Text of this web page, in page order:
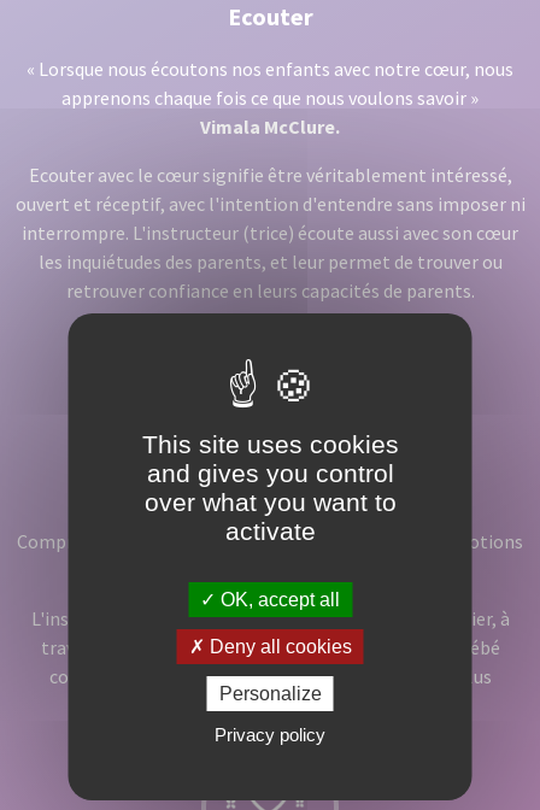
Ecouter
« Lorsque nous écoutons nos enfants avec notre cœur, nous
apprenons chaque fois ce que nous voulons savoir »
Vimala McClure.
Ecouter avec le cœur signifie être véritablement intéressé,
ouvert et réceptif, avec l'intention d'entendre sans imposer ni
interrompre. L'instructeur (trice) écoute aussi avec son cœur
les inquiétudes des parents, et leur permet de trouver ou
retrouver confiance en leurs capacités de parents.
Comprendre
Comprendre que chaque enfant vit avec ses propres émotions
L'instructeur (trice) accompagne les parents à identifier, à
travers une observation fine, tous les signes que le bébé
communique. Les parents peuvent ainsi répondre plus
justement à ses besoins essentiels.
This site uses cookies
and gives you control
over what you want to
activate
OK, accept all
Deny all cookies
Personalize
Privacy policy